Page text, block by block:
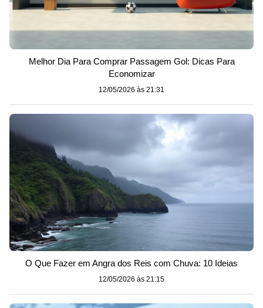
Melhor Dia Para Comprar Passagem Gol: Dicas Para
Economizar
12/05/2026 às 21:31
O Que Fazer em Angra dos Reis com Chuva: 10 Ideias
12/05/2026 às 21:15